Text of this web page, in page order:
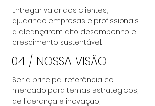
Entregar valor aos clientes,
ajudando empresas e profissionais
a alcançarem alto desempenho e
crescimento sustentável.
04 / NOSSA VISÃO
Ser a principal referência do
mercado para temas estratégicos,
de liderança e inovação,